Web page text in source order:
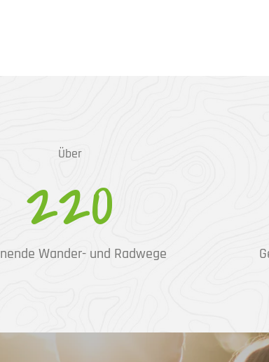
Über
220
Wander- und Radwege